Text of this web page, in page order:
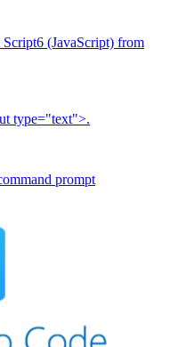
(JavaScript) from
type="text">.
prompt